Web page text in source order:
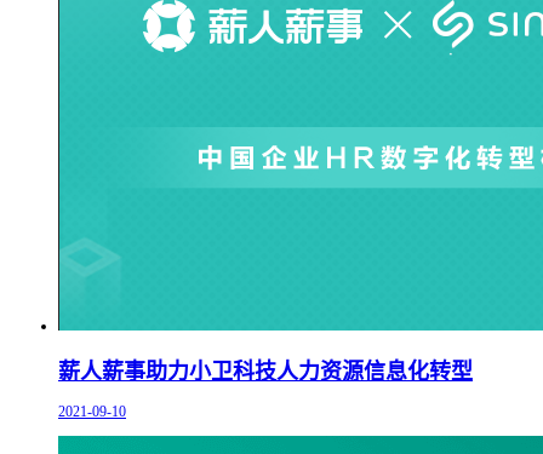
薪人薪事助力小卫科技人力资源信息化转型
2021-09-10